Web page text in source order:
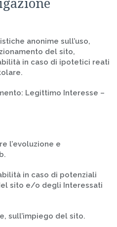
anonime sull’uso,
del sito,
in caso di ipotetici reati
Legittimo Interesse –
l’evoluzione e
in caso di potenziali
sito e/o degli Interessati
sull’impiego del sito.